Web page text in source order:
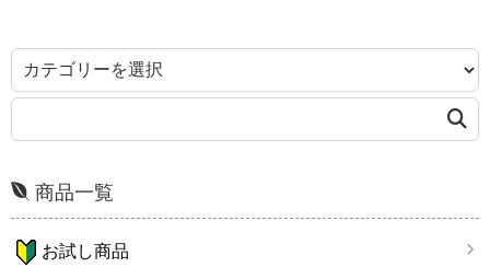
商品一覧
お試し商品